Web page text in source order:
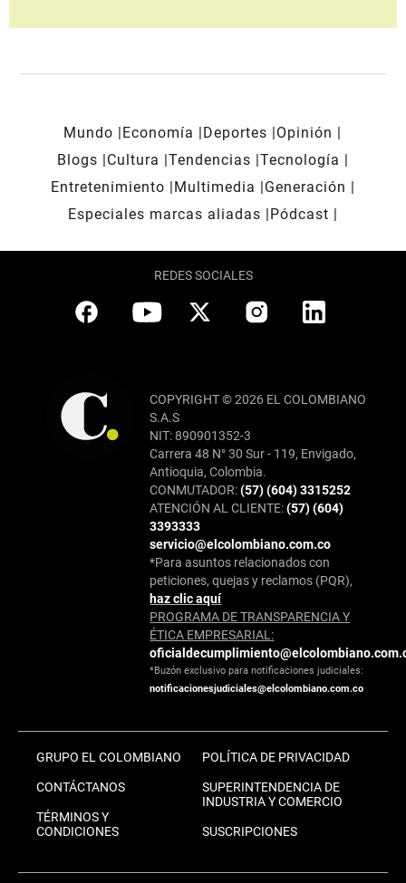
Mundo Economía Deportes
Opinión
Blogs
Cultura Tendencias Tecnología
Entretenimiento
Multimedia
Generación
Especiales marcas aliadas
Pódcast
REDES SOCIALES
COPYRIGHT © 2026 EL COLOMBIANO
S.A.S
NIT: 890901352-3
Carrera 48 N° 30 Sur - 119, Envigado,
Antioquia, Colombia.
CONMUTADOR:(57) (604) 3315252
ATENCIÓN AL CLIENTE:(57) (604)
3393333
servicio@elcolombiano.com.co
*Para asuntos relacionados con
peticiones, quejas y reclamos (PQR),
haz clic aquí
PROGRAMA DE TRANSPARENCIA Y
ÉTICA EMPRESARIAL:
*Buzón exclusivo para notificaciones judiciales:
notificacionesjudiciales@elcolombiano.com.co
GRUPO EL COLOMBIANO
CONTÁCTANOS
TÉRMINOS Y
CONDICIONES
POLÍTICA DE PRIVACIDAD
SUPERINTENDENCIA DE
INDUSTRIA Y COMERCIO
SUSCRIPCIONES